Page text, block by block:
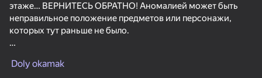
Oýun
этаже… ВЕРНИТЕСЬ ОБРАТНО! Аномалией может быть
неправильное положение предметов или персонажи,
которых тут раньше не было.
WASD - Передвижение.
Doly okamak